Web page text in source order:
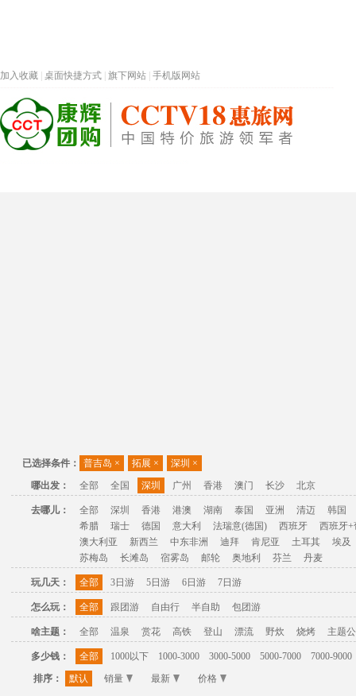
加入收藏 桌面快捷方式 旗下网站 手机版网站
已选择条件： 普吉岛 × 拓展 × 深圳 ×
哪出发：
全部 全国 深圳 广州 香港 澳门 长沙 北京
去哪儿： 全部 深圳 香港 港澳 湖南 泰国 亚洲 清迈
韩国
希腊
瑞士 德国 意大利 法瑞意(德国) 西班牙
西班牙+
澳大利亚
新西兰 中东非洲 迪拜 肯尼亚 土耳其
埃及
苏梅岛
长滩岛 宿雾岛 邮轮 奥地利 芬兰 丹麦
玩几天： 全部 3日游 5日游 6日游 7日游
怎么玩： 全部 跟团游 自由行 半自助 包团游
啥主题： 全部 温泉 赏花 高铁 登山 漂流 野炊 烧烤 主题
多少钱： 全部 1000以下 1000-3000 3000-5000 5000-7000
7000-9000
排序：
默认 销量 最新 价格